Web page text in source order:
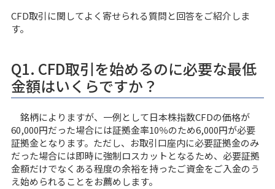
CFD取引に関してよく寄せられる質問と回答をご紹介しま
す。
Q1. CFD取引を始めるのに必要な最低
金額はいくらですか？
銘柄によりますが、一例として日本株指数CFDの価格が
60,000円だった場合には証拠金率10％のため6,000円が必要
証拠金となります。ただし、お取引口座内に必要証拠金のみ
だった場合には即時に強制ロスカットとなるため、必要証拠
金額だけでなくある程度の余裕を持ったご資金をご入金のう
え始められることをお薦めします。